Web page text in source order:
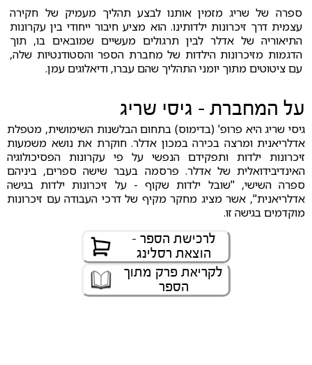
ספרה של שריג מזמין אותנו לבצע תהליך מעמיק של חקירה
עצמית דרך זיכרונות ילדותינו. הוא מציע חיבור ייחודי בין עקרונות
התיאוריה של אדלר לבין תרגולים מעשיים שמובאים בו, תוך
הדגמות מזיכרונות הילדות של מחברת הספר והסטודנטיות שלה,
עם ציטוטים מתוך יומני התהליך שהם עברו, ודיאלוגים עמן.
על המחברת - גיסי שריג
גיסי שריג היא פרופ' (בדימוס) בתחום הבלשנות השימושית, מטפלת
אדלריאנית ומרצה בכירה במכון אדלר. חוקרת את נושא משמעות
זיכרונות ילדות ותפקידם הנפשי על פי עקרונות הפסיכולוגיה
האינדיבידואלית של אדלר. פרסמה בעבר שישה ספרים, ביניהם
ספרה השישי, "שובל ילדות שקוף - על זיכרונות ילדות בגישה
אדלריאנית", אשר מציג מחקר מקיף של דרכי העבודה עם זיכרונות
מוקדמים בגישה זו.
לרכישת הספר -
הוצאת רסלינג
לקריאת פרק מתוך
הספר